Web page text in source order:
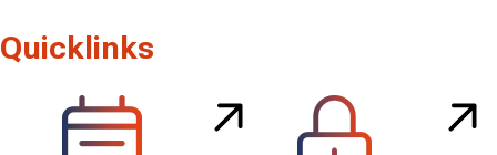
Quicklinks